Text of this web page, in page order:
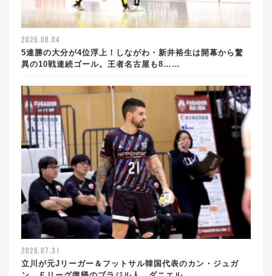
2026.08.04
5連勝の大分が4位浮上！しながわ・新井裕生は開幕から驚
異の10戦連続ゴール。王者名古屋も8……
2026.07.31
立川が元Jリーガー＆フットサル韓国代表のカン・ジュガ